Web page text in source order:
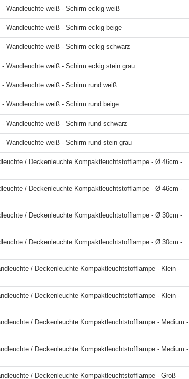
- Wandleuchte weiß - Schirm eckig weiß
- Wandleuchte weiß - Schirm eckig beige
- Wandleuchte weiß - Schirm eckig schwarz
- Wandleuchte weiß - Schirm eckig stein grau
- Wandleuchte weiß - Schirm rund weiß
- Wandleuchte weiß - Schirm rund beige
- Wandleuchte weiß - Schirm rund schwarz
- Wandleuchte weiß - Schirm rund stein grau
/ Deckenleuchte Kompaktleuchtstofflampe - Ø 46cm -
/ Deckenleuchte Kompaktleuchtstofflampe - Ø 46cm -
/ Deckenleuchte Kompaktleuchtstofflampe - Ø 30cm -
/ Deckenleuchte Kompaktleuchtstofflampe - Ø 30cm -
/ Deckenleuchte Kompaktleuchtstofflampe - Klein -
/ Deckenleuchte Kompaktleuchtstofflampe - Klein -
/ Deckenleuchte Kompaktleuchtstofflampe - Medium -
/ Deckenleuchte Kompaktleuchtstofflampe - Medium -
/ Deckenleuchte Kompaktleuchtstofflampe - Groß -